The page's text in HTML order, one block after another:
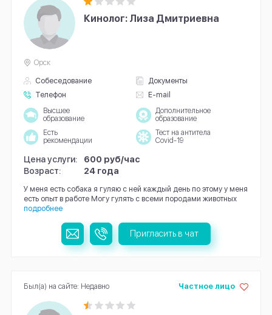
Кинолог: Лиза Дмитриевна
Собеседование
Документы
Телефон
E-mail
Орск
Высшее
образование
Дополнительное
образование
Есть
рекомендации
Тест на антитела
Covid-19
Цена услуги:
600 руб/час
Возраст:
24 года
У меня есть собака я гуляю с ней каждый день по этому у меня
есть опыт в работе Могу гулять с всеми породами животных
подробнее
Пригласить в чат
Частное лицо
Был(а) на сайте: Недавно